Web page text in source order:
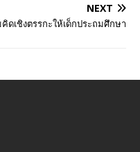
NEXT
ดเชิงตรรกะให้เด็กประถมศึกษา